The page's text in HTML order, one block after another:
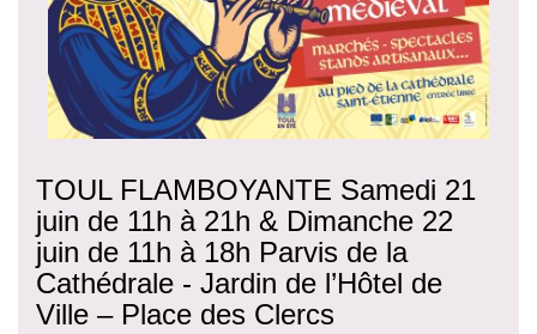
TOUL FLAMBOYANTE Samedi 21
juin de 11h à 21h & Dimanche 22
juin de 11h à 18h Parvis de la
Cathédrale - Jardin de l’Hôtel de
Ville – Place des Clercs